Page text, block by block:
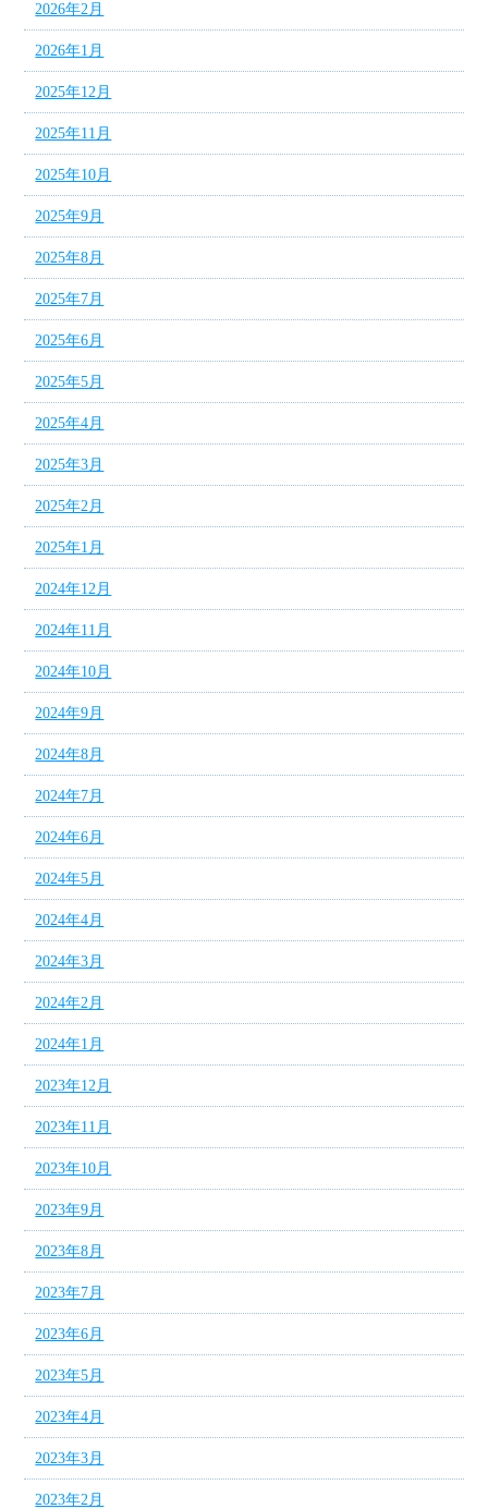
2026年2月
2026年1月
2025年12月
2025年11月
2025年10月
2025年9月
2025年8月
2025年7月
2025年6月
2025年5月
2025年4月
2025年3月
2025年2月
2025年1月
2024年12月
2024年11月
2024年10月
2024年9月
2024年8月
2024年7月
2024年6月
2024年5月
2024年4月
2024年3月
2024年2月
2024年1月
2023年12月
2023年11月
2023年10月
2023年9月
2023年8月
2023年7月
2023年6月
2023年5月
2023年4月
2023年3月
2023年2月